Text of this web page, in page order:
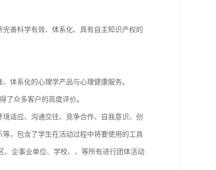
善科学有效、体系化、具有自主知识产权的
体系化的心理学产品与心理健康服务。
了众多客户的高度评价。
适应、沟通交往、竞争合作、自我意识、创
，包含了学生在活动过程中将要使用的工具
、企事业单位、学校、、等所有进行团体活动